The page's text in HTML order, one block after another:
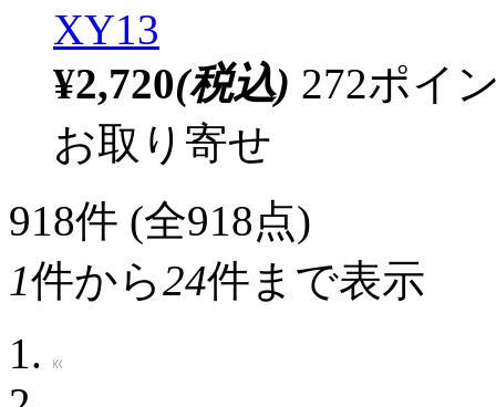
XY13
¥2,720(税込) 272ポイ
お取り寄せ
918件 (全918点)
1件から24件まで表示